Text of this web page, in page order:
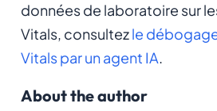
données de laboratoire sur
Vitals, consultezle
Vitals par un agent IA.
About the author